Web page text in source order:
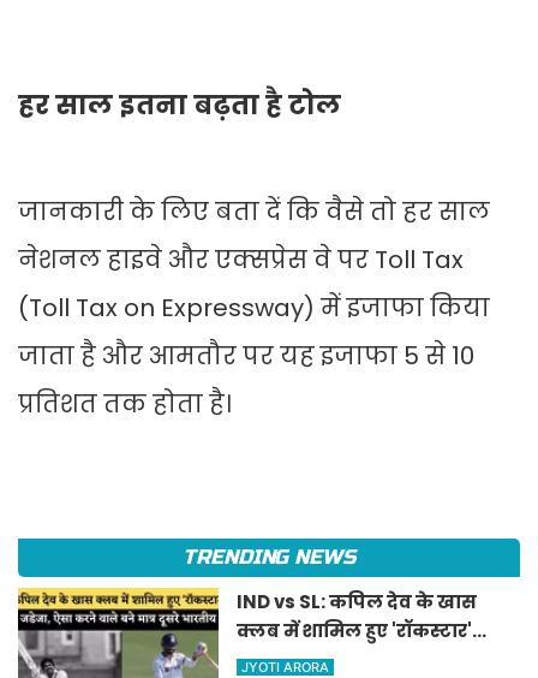
हर साल इतना बढ़ता है टोल
जानकारी के लिए बता दें कि वैसे तो हर साल
नेशनल हाइवे और एक्‍सप्रेस वे पर Toll Tax
(Toll Tax on Expressway) में इजाफा किया
जाता है और आमतौर पर यह इजाफा 5 से 10
प्रतिशत तक होता है।
TRENDING NEWS
IND vs SL: कपिल देव के खास
क्लब में शामिल हुए 'रॉकस्टार'
जडेजा, ऐसा करने वाले बने मात्र
JYOTI ARORA